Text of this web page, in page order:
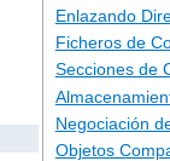
Enlazando
Ficheros de
Secciones de
Negociación
Objetos